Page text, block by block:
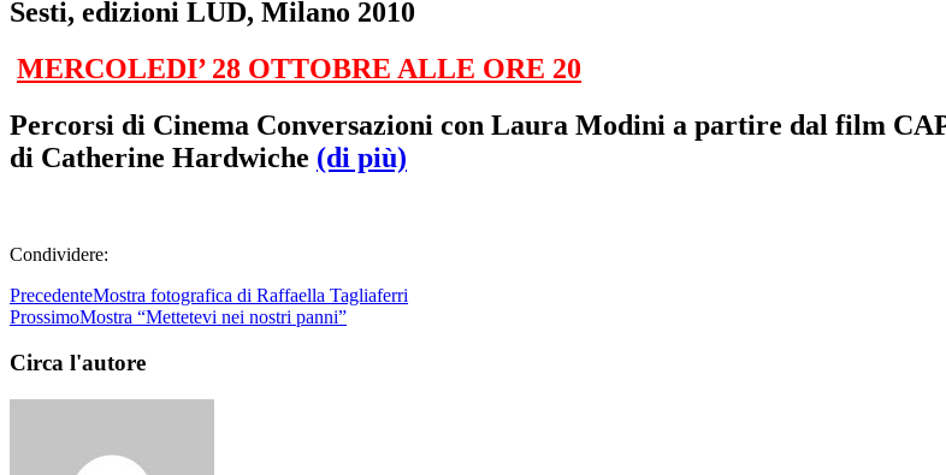
Sesti, edizioni LUD, Milano 2010
MERCOLEDI’ 28 OTTOBRE ALLE ORE 20
Percorsi di Cinema Conversazioni con Laura Modini a partire dal film
di Catherine Hardwiche (di più)
Condividere:
PrecedenteMostra fotografica di Raffaella Tagliaferri
ProssimoMostra “Mettetevi nei nostri panni”
Circa l'autore